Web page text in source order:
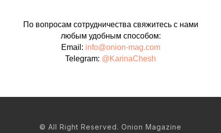
По вопросам сотрудничества свяжитесь с нами
любым удобным способом:
Email: info@onion-mag.com
Telegram: @KarinaChesh
© All Right Reserved. Onion Magazine